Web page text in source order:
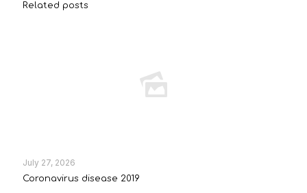
Related posts
July 27, 2026
Coronavirus disease 2019